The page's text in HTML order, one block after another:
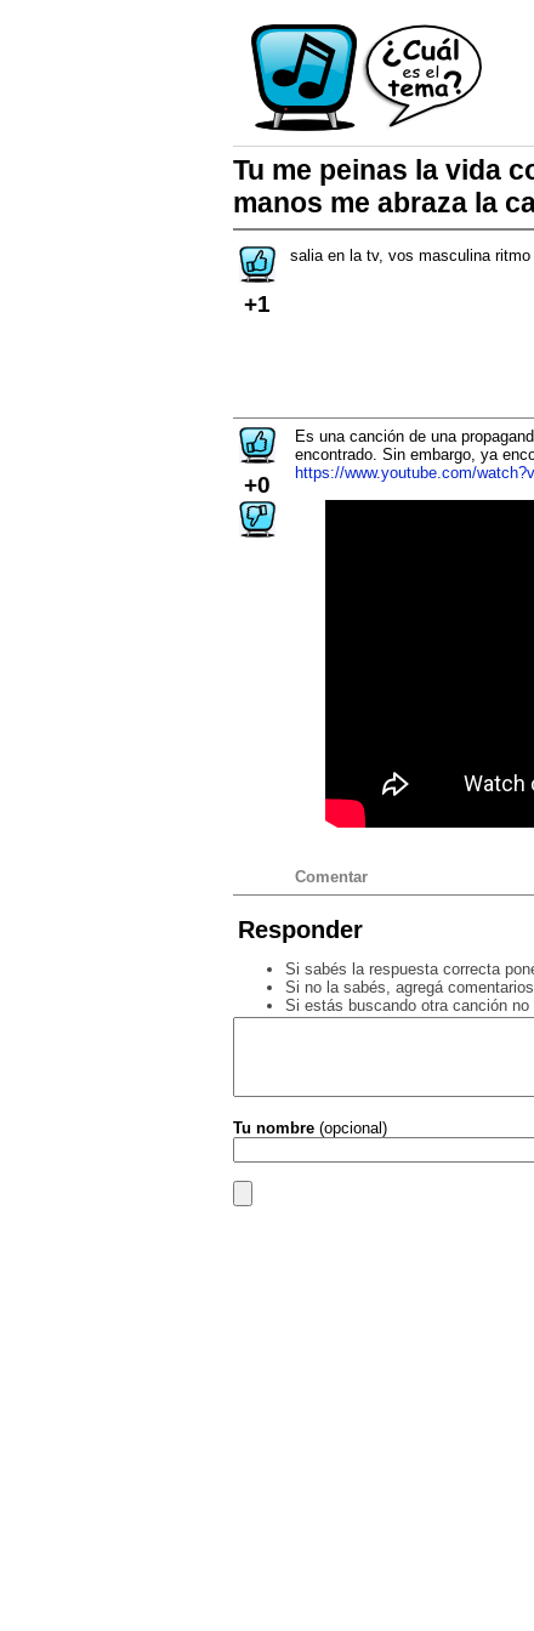
Tu me peinas la vida
manos me abraza la
+1
salia en la tv, vos masculina ritmo
+0
Es una canción de una
encontrado. Sin embargo, ya
https://www.youtube.com/
Comentar
Responder
Si sabés la respuesta correcta
Si no la sabés, agregá
Si estás buscando otra canción no
Tu nombre (opcional)